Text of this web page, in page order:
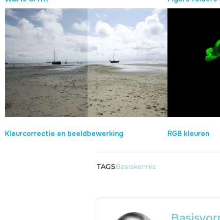
Kleurcorrectie en beeldbewerking RGB kleuren
TAGSBasiskennis